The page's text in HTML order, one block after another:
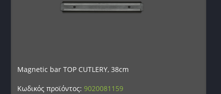
Magnetic bar TOP CUTLERY, 38cm
Κωδικός προϊόντος:9020081159